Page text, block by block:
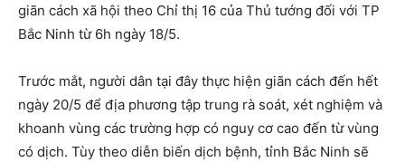
giãn cách xã hội theo Chỉ thị 16 của Thủ tướng đối với TP
Bắc Ninh từ 6h ngày 18/5.
Trước mắt, người dân tại đây thực hiện giãn cách đến hết
ngày 20/5 để địa phương tập trung rà soát, xét nghiệm và
khoanh vùng các trường hợp có nguy cơ cao đến từ vùng
có dịch. Tùy theo diễn biến dịch bệnh, tỉnh Bắc Ninh sẽ